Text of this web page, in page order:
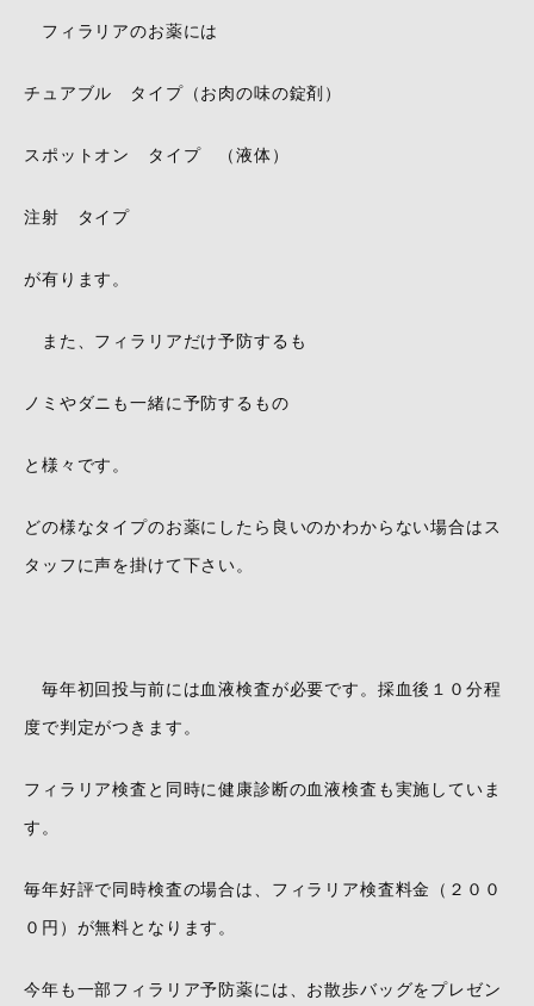
フィラリアのお薬には
チュアブル タイプ（お肉の味の錠剤）
スポットオン タイプ （液体）
注射 タイプ
が有ります。
また、フィラリアだけ予防するも
ノミやダニも一緒に予防するもの
と様々です。
どの様なタイプのお薬にしたら良いのかわからない場合はス
タッフに声を掛けて下さい。
毎年初回投与前には血液検査が必要です。採血後１０分程
度で判定がつきます。
フィラリア検査と同時に健康診断の血液検査も実施していま
す。
毎年好評で同時検査の場合は、フィラリア検査料金（２００
０円）が無料となります。
今年も一部フィラリア予防薬には、お散歩バッグをプレゼン